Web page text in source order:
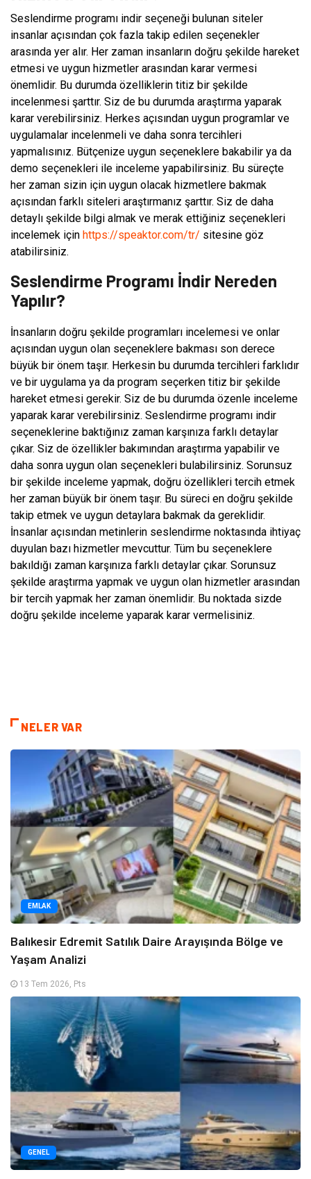
Seslendirme programı indir seçeneği bulunan siteler
insanlar açısından çok fazla takip edilen seçenekler
arasında yer alır. Her zaman insanların doğru şekilde hareket
etmesi ve uygun hizmetler arasından karar vermesi
önemlidir. Bu durumda özelliklerin titiz bir şekilde
incelenmesi şarttır. Siz de bu durumda araştırma yaparak
karar verebilirsiniz. Herkes açısından uygun programlar ve
uygulamalar incelenmeli ve daha sonra tercihleri
yapmalısınız. Bütçenize uygun seçeneklere bakabilir ya da
demo seçenekleri ile inceleme yapabilirsiniz. Bu süreçte
her zaman sizin için uygun olacak hizmetlere bakmak
açısından farklı siteleri araştırmanız şarttır. Siz de daha
detaylı şekilde bilgi almak ve merak ettiğiniz seçenekleri
incelemek için https://speaktor.com/tr/ sitesine göz
atabilirsiniz.
Seslendirme Programı İndir Nereden
Yapılır?
İnsanların doğru şekilde programları incelemesi ve onlar
açısından uygun olan seçeneklere bakması son derece
büyük bir önem taşır. Herkesin bu durumda tercihleri farklıdır
ve bir uygulama ya da program seçerken titiz bir şekilde
hareket etmesi gerekir. Siz de bu durumda özenle inceleme
yaparak karar verebilirsiniz. Seslendirme programı indir
seçeneklerine baktığınız zaman karşınıza farklı detaylar
çıkar. Siz de özellikler bakımından araştırma yapabilir ve
daha sonra uygun olan seçenekleri bulabilirsiniz. Sorunsuz
bir şekilde inceleme yapmak, doğru özellikleri tercih etmek
her zaman büyük bir önem taşır. Bu süreci en doğru şekilde
takip etmek ve uygun detaylara bakmak da gereklidir.
İnsanlar açısından metinlerin seslendirme noktasında ihtiyaç
duyulan bazı hizmetler mevcuttur. Tüm bu seçeneklere
bakıldığı zaman karşınıza farklı detaylar çıkar. Sorunsuz
şekilde araştırma yapmak ve uygun olan hizmetler arasından
bir tercih yapmak her zaman önemlidir. Bu noktada sizde
doğru şekilde inceleme yaparak karar vermelisiniz.
NELER VAR
EMLAK
Balıkesir Edremit Satılık Daire Arayışında Bölge ve
Yaşam Analizi
13 Tem 2026, Pts
GENEL